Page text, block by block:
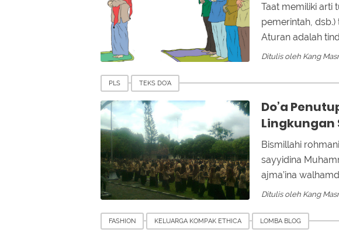
Taat memiliki arti
pemerintah,
Aturan adalah
Ditulis oleh Kang
PLS TEKS DO'A
Do’a
Lingkungan
Bismillahi
sayyidina
ajma’ina
Ditulis oleh Kang
FASHION KELUARGA KOMPAK ETHICA LOMBA BLOG